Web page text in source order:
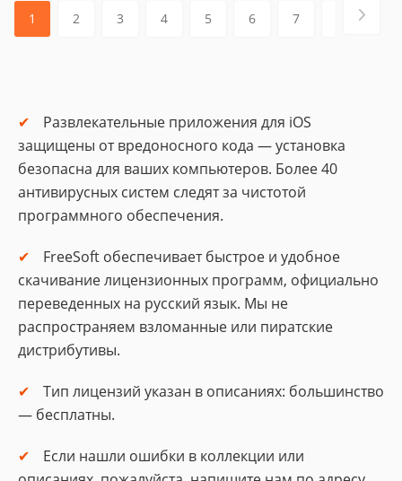
1 2 3 4 5 6 7
Развлекательные приложения для iOS
защищены от вредоносного кода — установка
безопасна для ваших компьютеров. Более 40
антивирусных систем следят за чистотой
программного обеспечения.
FreeSoft обеспечивает быстрое и удобное
скачивание лицензионных программ, официально
переведенных на русский язык. Мы не
распространяем взломанные или пиратские
дистрибутивы.
Тип лицензий указан в описаниях: большинство
— бесплатны.
Если нашли ошибки в коллекции или